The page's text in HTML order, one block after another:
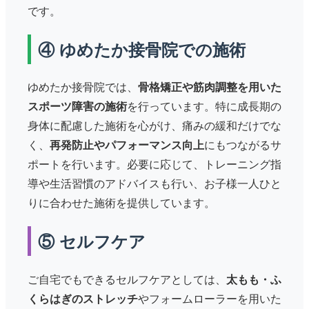
です。
④ ゆめたか接骨院での施術
ゆめたか接骨院では、 骨格矯正や筋肉調整を用いた
スポーツ障害の施術を行っています。特に成長期の
身体に配慮した施術を心がけ、痛みの緩和だけでな
く、 再発防止やパフォーマンス向上にもつながるサ
ポートを行います。必要に応じて、トレーニング指
導や生活習慣のアドバイスも行い、お子様一人ひと
りに合わせた施術を提供しています。
⑤ セルフケア
ご自宅でもできるセルフケアとしては、 太もも・ふ
くらはぎのストレッチやフォームローラーを用いた